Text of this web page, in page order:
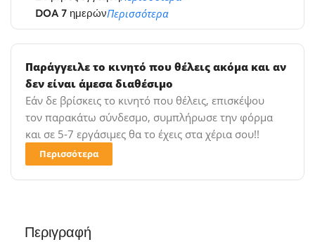
DOA 7 ημερώνΠερισσότερα
Παράγγειλε το κινητό που θέλεις ακόμα και αν
δεν είναι άμεσα διαθέσιμο
Εάν δε βρίσκεις το κινητό που θέλεις, επισκέψου
τον παρακάτω σύνδεσμο, συμπλήρωσε την φόρμα
και σε 5-7 εργάσιμες θα το έχεις στα χέρια σου!!
Περισσότερα
Περιγραφή